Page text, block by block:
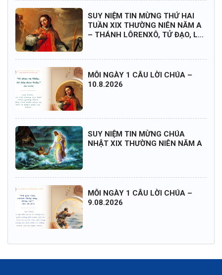
SUY NIỆM TIN MỪNG THỨ HAI
TUẦN XIX THƯỜNG NIÊN NĂM A
– THÁNH LÔRENXÔ, TỬ ĐẠO, LỄ
MỖI NGÀY 1 CÂU LỜI CHÚA –
10.8.2026
SUY NIỆM TIN MỪNG CHÚA
NHẬT XIX THƯỜNG NIÊN NĂM A
MỖI NGÀY 1 CÂU LỜI CHÚA –
9.08.2026